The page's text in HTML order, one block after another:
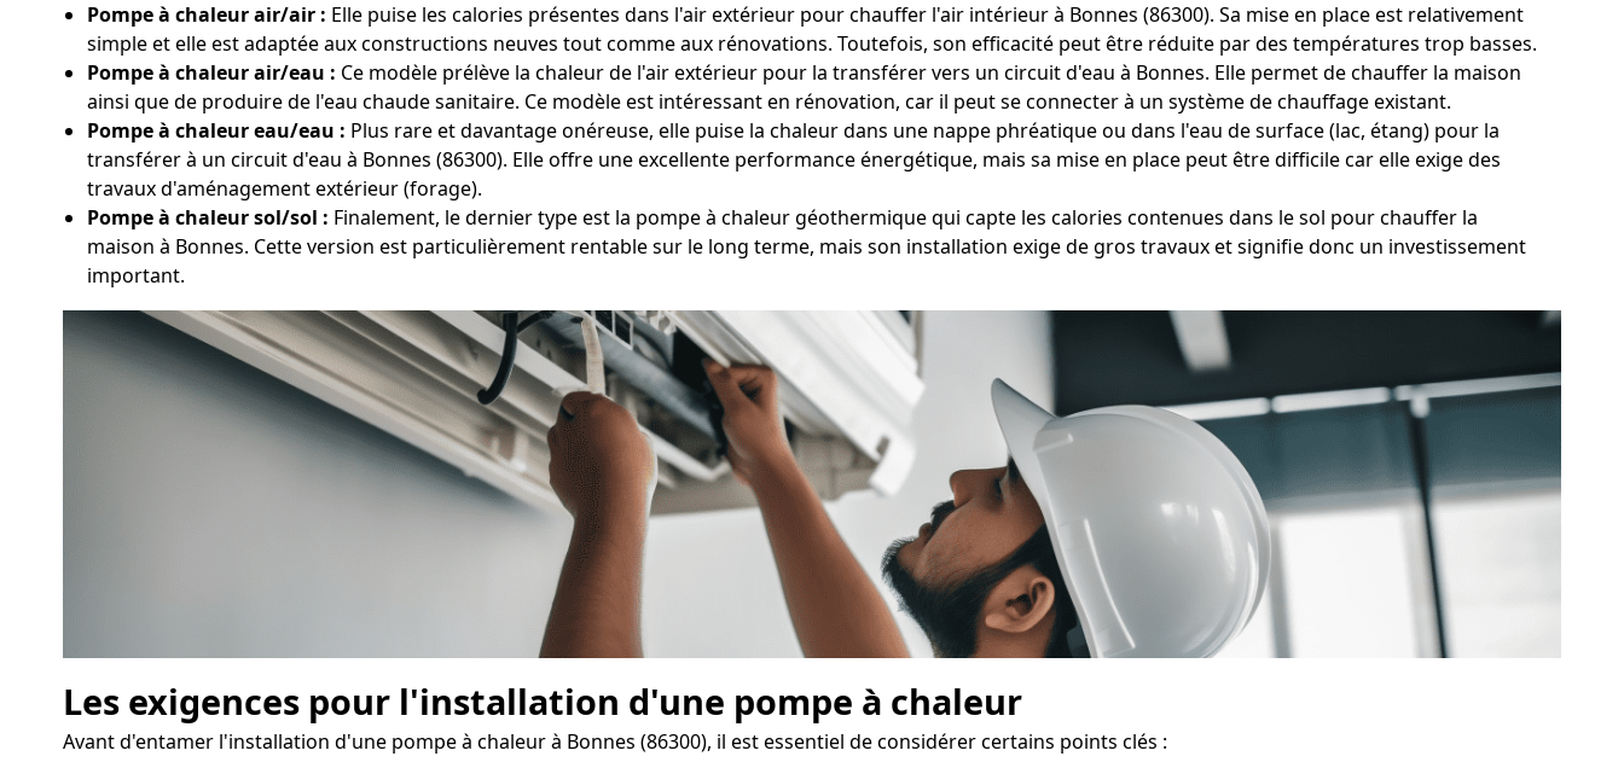
Pompe à chaleur air/air : Elle puise les calories présentes dans l'air extérieur pour chauffer l'air intérieur à Bonnes (86300). Sa mise en place est relativement
simple et elle est adaptée aux constructions neuves tout comme aux rénovations. Toutefois, son efficacité peut être réduite par des températures trop basses.
Pompe à chaleur air/eau : Ce modèle prélève la chaleur de l'air extérieur pour la transférer vers un circuit d'eau à Bonnes. Elle permet de chauffer la maison
ainsi que de produire de l'eau chaude sanitaire. Ce modèle est intéressant en rénovation, car il peut se connecter à un système de chauffage existant.
Pompe à chaleur eau/eau : Plus rare et davantage onéreuse, elle puise la chaleur dans une nappe phréatique ou dans l'eau de surface (lac, étang) pour la
transférer à un circuit d'eau à Bonnes (86300). Elle offre une excellente performance énergétique, mais sa mise en place peut être difficile car elle exige des
travaux d'aménagement extérieur (forage).
Pompe à chaleur sol/sol : Finalement, le dernier type est la pompe à chaleur géothermique qui capte les calories contenues dans le sol pour chauffer la
maison à Bonnes. Cette version est particulièrement rentable sur le long terme, mais son installation exige de gros travaux et signifie donc un investissement
important.
Les exigences pour l'installation d'une pompe à chaleur
Avant d'entamer l'installation d'une pompe à chaleur à Bonnes (86300), il est essentiel de considérer certains points clés :